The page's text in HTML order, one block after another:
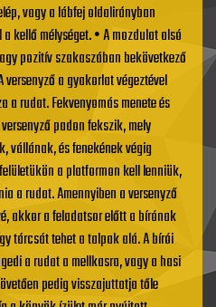
vagy a lábfej oldalirányban
kellő mélységet. • A mozdulat alsó
pozitív szakaszában bekövetkező
versenyző a gyakorlat végeztével
a rudat. Fekvenyomás menete és
padon fekszik, mely
vállának, és fenekének végig
a platformon kell lenniük,
a rudat. Amennyiben a versenyző
akkor a feladatsor előtt a bírónak
tárcsát tehet a talpak alá. A bírói
a rudat a mellkasra, vagy a hasi
pedig visszajuttatja tőle